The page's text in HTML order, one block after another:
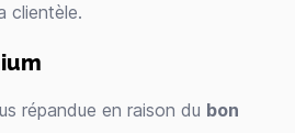
clientèle.
répandue en raison du bon